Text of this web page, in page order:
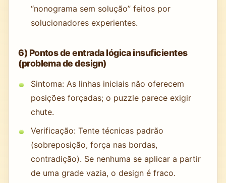
“nonograma sem solução” feitos por
solucionadores experientes.
6) Pontos de entrada lógica insuficientes
(problema de design)
Sintoma: As linhas iniciais não oferecem
posições forçadas; o puzzle parece exigir
chute.
Verificação: Tente técnicas padrão
(sobreposição, força nas bordas,
contradição). Se nenhuma se aplicar a partir
de uma grade vazia, o design é fraco.